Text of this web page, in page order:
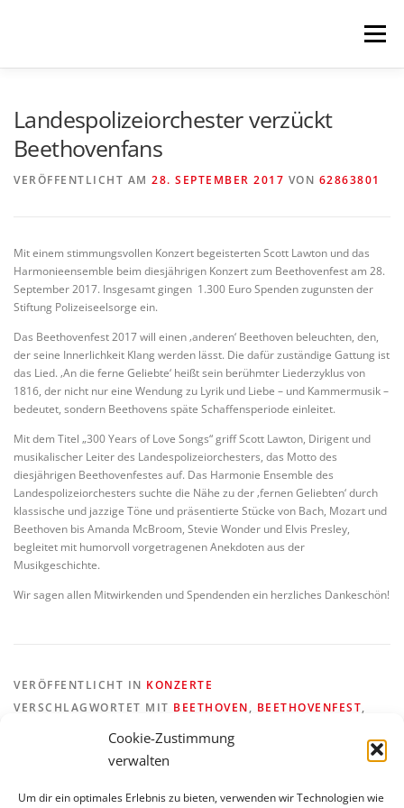
Cookie-Zustimmung
verwalten
Um dir ein optimales Erlebnis zu bieten, verwenden wir Technologien wie
Menü
Landespolizeiorchester verzückt
Beethovenfans
VERÖFFENTLICHT AM 28. SEPTEMBER 2017 VON 62863801
Mit einem stimmungsvollen Konzert begeisterten Scott Lawton und das
Harmonieensemble beim diesjährigen Konzert zum Beethovenfest am 28.
September 2017. Insgesamt gingen 1.300 Euro Spenden zugunsten der
Stiftung Polizeiseelsorge ein.
Das Beethovenfest 2017 will einen ‚anderen‘ Beethoven beleuchten, den,
der seine Innerlichkeit Klang werden lässt. Die dafür zuständige Gattung ist
das Lied. ‚An die ferne Geliebte‘ heißt sein berühmter Liederzyklus von
1816, der nicht nur eine Wendung zu Lyrik und Liebe – und Kammermusik –
bedeutet, sondern Beethovens späte Schaffensperiode einleitet.
Mit dem Titel „300 Years of Love Songs“ griff Scott Lawton, Dirigent und
musikalischer Leiter des Landespolizeiorchesters, das Motto des
diesjährigen Beethovenfestes auf. Das Harmonie Ensemble des
Landespolizeiorchesters suchte die Nähe zu der ‚fernen Geliebten‘ durch
klassische und jazzige Töne und präsentierte Stücke von Bach, Mozart und
Beethoven bis Amanda McBroom, Stevie Wonder und Elvis Presley,
begleitet mit humorvoll vorgetragenen Anekdoten aus der
Musikgeschichte.
Wir sagen allen Mitwirkenden und Spendenden ein herzliches Dankeschön!
VERÖFFENTLICHT IN KONZERTE
VERSCHLAGWORTET MIT BEETHOVEN, BEETHOVENFEST,